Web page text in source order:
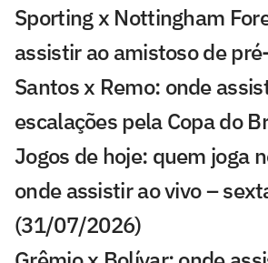
Sporting x Nottingham
assistir ao amistoso de
Santos x Remo: onde
escalações pela Copa do
Jogos de hoje: quem joga
onde assistir ao vivo –
(31/07/2026)